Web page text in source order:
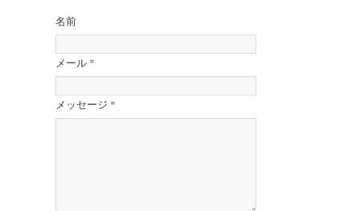
名前
メール *
メッセージ *